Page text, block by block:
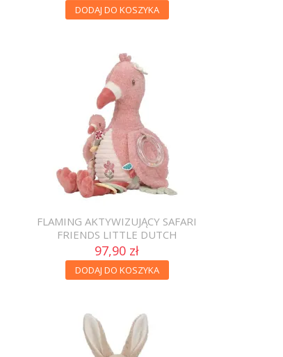
DODAJ DO KOSZYKA
FLAMING AKTYWIZUJĄCY SAFARI
FRIENDS LITTLE DUTCH
97,90 zł
DODAJ DO KOSZYKA